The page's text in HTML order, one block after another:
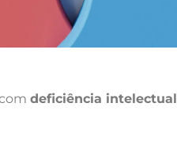
deficiência intelectual